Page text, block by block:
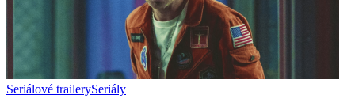
Seriálové trailerySeriály